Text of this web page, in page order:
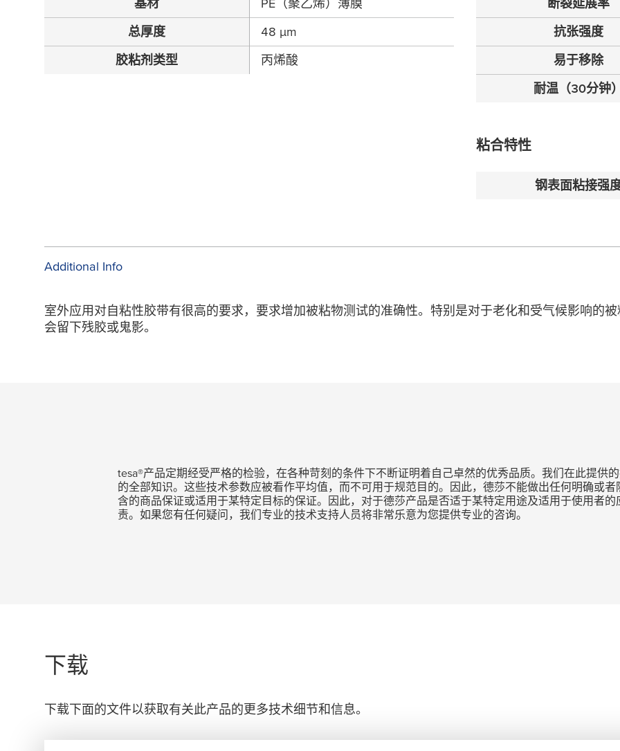
基材
PE（聚乙烯）薄膜
总厚度
48 µm
胶粘剂类型
丙烯酸
断裂延展率
抗张强度
易于移除
耐温（30分钟）
粘合特性
钢表面粘接强
Additional Info
室外应用对自粘性胶带有很高的要求，要求增加被粘物测试的准确性。特别是对于老化和受气候影响的
会留下残胶或鬼影。
tesa®产品定期经受严格的检验，在各种苛刻的条件下不断证明着自己卓然的优秀品质。我们在此提供
的全部知识。这些技术参数应被看作平均值，而不可用于规范目的。因此，德莎不能做出任何明确或
含的商品保证或适用于某特定目标的保证。因此，对于德莎产品是否适于某特定用途及适用于使用者
责。如果您有任何疑问，我们专业的技术支持人员将非常乐意为您提供专业的咨询。
下载
下载下面的文件以获取有关此产品的更多技术细节和信息。